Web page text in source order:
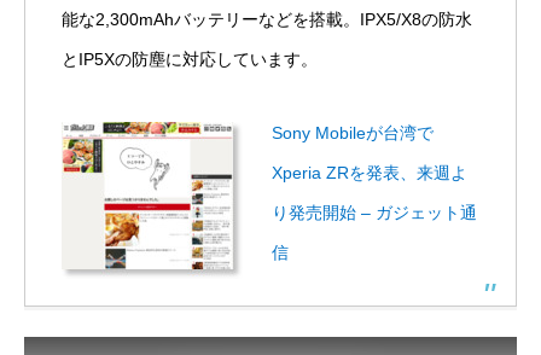
能な2,300mAhバッテリーなどを搭載。IPX5/X8の防水
とIP5Xの防塵に対応しています。
Sony Mobileが台湾で
Xperia ZRを発表、来週よ
り発売開始 – ガジェット通
信